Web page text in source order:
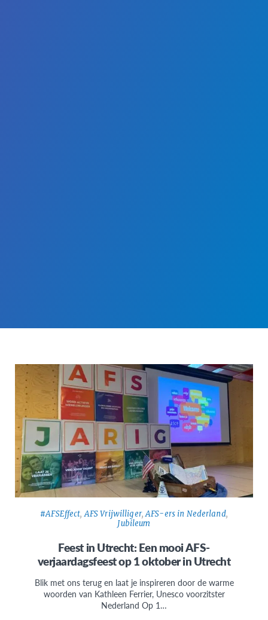
#AFSEffect,AFS Vrijwilliger,AFS-ers in Nederland,
Jubileum
Feest in Utrecht: Een mooi AFS-
verjaardagsfeest op 1 oktober in Utrecht
Blik met ons terug en laat je inspireren door de warme
woorden van Kathleen Ferrier, Unesco voorzitster
Nederland Op 1…